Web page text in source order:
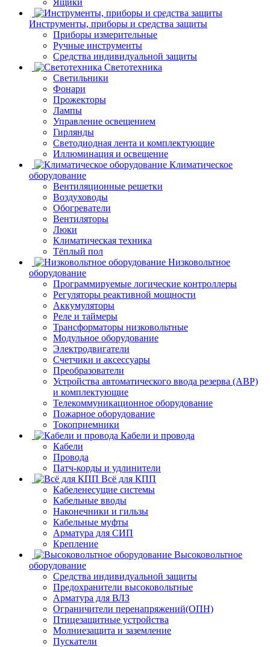
Инструменты, приборы и средства защиты
Приборы измерительные
Ручные инструменты
Средства индивидуальной защиты
Светотехника
Светильники
Фонари
Прожекторы
Лампы
Управление освещением
Гирлянды
Светодиодная лента и комплектующие
Иллюминация и освещение
Климатическое
оборудование
Вентиляционные решетки
Воздуховоды
Обогреватели
Вентиляторы
Люки
Климатическая техника
Тёплый пол
Низковольтное
оборудование
Программируемые логические контроллеры
Регуляторы реактивной мощности
Аккумуляторы
Реле и таймеры
Трансформаторы низковольтные
Модульное оборудование
Электродвигатели
Счетчики и аксессуары
Преобразователи
Устройства автоматического ввода резерва (АВР)
и комплектующие
Телекоммуникационное оборудование
Пожарное оборудование
Токоприемники
Кабели и провода
Кабели
Провода
Патч-корды и удлинители
Всё для КПП
Кабеленесущие системы
Кабельные вводы
Наконечники и гильзы
Кабельные муфты
Арматура для СИП
Крепление
Высоковольтное
оборудование
Средства индивидуальной защиты
Предохранители высоковольтные
Арматура для ВЛЗ
Ограничители перенапряжений(ОПН)
Птицезащитные устройства
Молниезащита и заземление
Пускатели